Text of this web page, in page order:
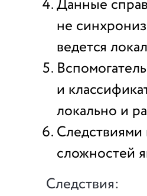
Данные
не
ведется
и
локально и
сложностей
Следствия: